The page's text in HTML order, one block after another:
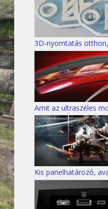
3D-nyomtatás
Amit az ultraszéles
Kis panelhatározó,